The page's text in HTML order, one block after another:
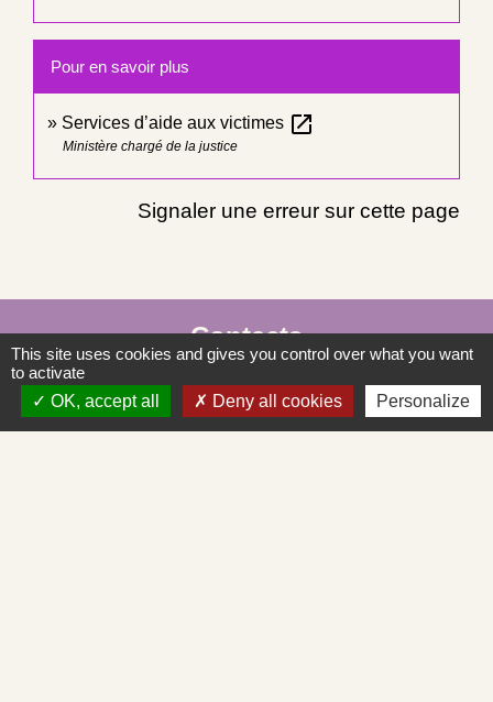
Pour en savoir plus
Services d’aide aux victimes open_in_new
Ministère chargé de la justice
Signaler une erreur sur cette page
Contacts
Place de la Mairie
This site uses cookies and gives you control over what you want
to activate
OK, accept all
Deny all cookies Personalize